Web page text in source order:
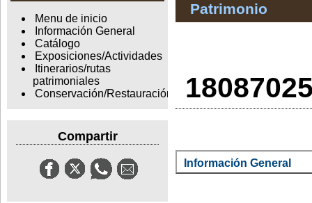
Menu de inicio
Información General
Catálogo
Exposiciones/Actividades
Itinerarios/rutas
patrimoniales
Conservación/Restauración
Compartir
Patrimonio
Información General